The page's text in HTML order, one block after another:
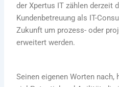
der Xpertus IT zählen derzeit
Kundenbetreuung als IT-
Zukunft um prozess- oder
erweitert werden.
Seinen eigenen Worten